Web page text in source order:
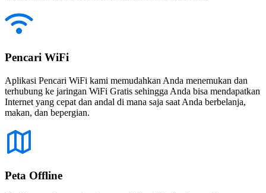
Pencari WiFi
Aplikasi Pencari WiFi kami memudahkan Anda menemukan dan
terhubung ke jaringan WiFi Gratis sehingga Anda bisa mendapatkan
Internet yang cepat dan andal di mana saja saat Anda berbelanja,
makan, dan bepergian.
Peta Offline